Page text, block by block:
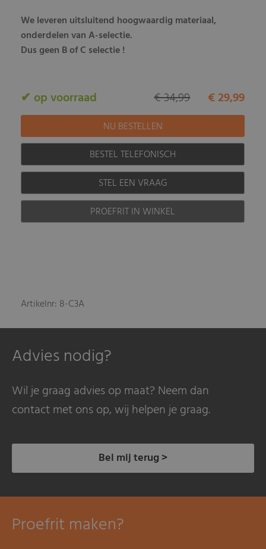
We leveren uitsluitend hoogwaardig materiaal,
onderdelen van A-selectie.
Dus geen B of C selectie !
✔ op voorraad € 29,99
€ 34,99
BESTEL TELEFONISCH
STEL EEN VRAAG
PROEFRIT IN WINKEL
Artikelnr: 8-C3A
Advies nodig?
Wil je graag advies op maat? Neem dan
contact met ons op, wij helpen je graag.
Bel mij terug >
Proefrit maken?